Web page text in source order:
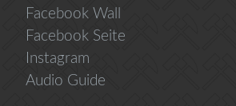
Facebook Wall
Facebook Seite
Instagram
Audio Guide